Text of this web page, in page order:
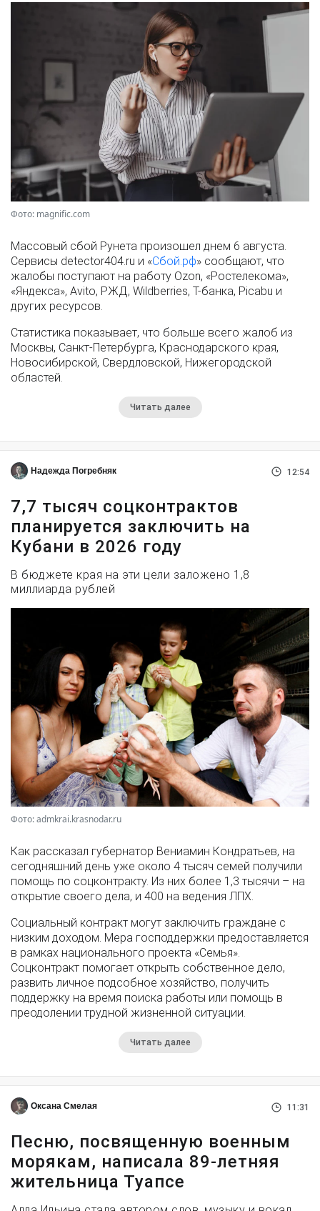
Фото: magnific.com
Массовый сбой Рунета произошел днем 6 августа.
Сервисы detector404.ru и «Сбой.рф» сообщают, что
жалобы поступают на работу Ozon, «Ростелекома»,
«Яндекса», Avito, РЖД, Wildberries, Т-банка, Picabu и
других ресурсов.
Статистика показывает, что больше всего жалоб из
Москвы, Санкт-Петербурга, Краснодарского края,
Новосибирской, Свердловской, Нижегородской
областей.
Читать далее
Надежда Погребняк 12:54
7,7 тысяч соцконтрактов
планируется заключить на
Кубани в 2026 году
В бюджете края на эти цели заложено 1,8
миллиарда рублей
Фото: admkrai.krasnodar.ru
Как рассказал губернатор Вениамин Кондратьев, на
сегодняшний день уже около 4 тысяч семей получили
помощь по соцконтракту. Из них более 1,3 тысячи – на
открытие своего дела, и 400 на ведения ЛПХ.
Социальный контракт могут заключить граждане с
низким доходом. Мера господдержки предоставляется
в рамках национального проекта «Семья».
Соцконтракт помогает открыть собственное дело,
развить личное подсобное хозяйство, получить
поддержку на время поиска работы или помощь в
преодолении трудной жизненной ситуации.
Читать далее
Оксана Смелая 11:31
Песню, посвященную военным
морякам, написала 89-летняя
жительница Туапсе